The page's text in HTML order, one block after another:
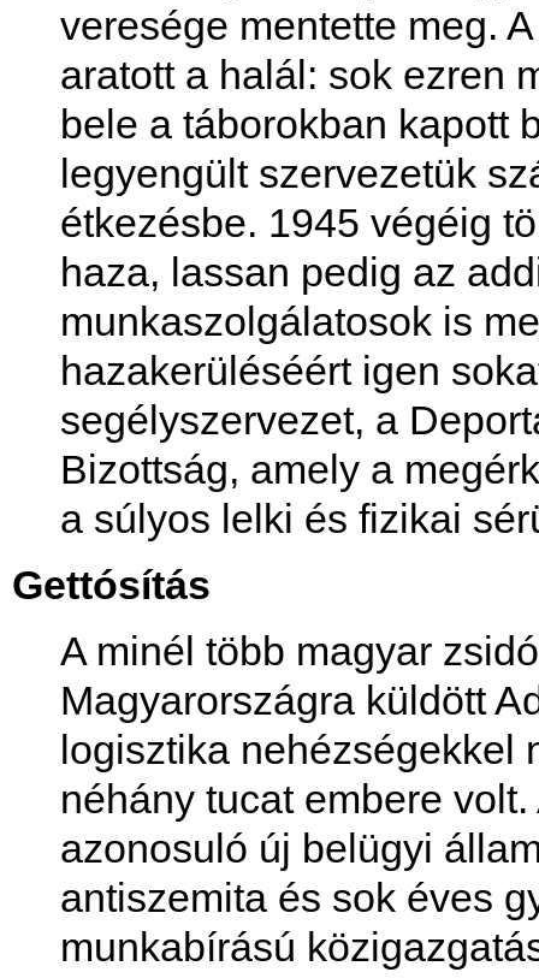
veresége mentette meg.
aratott a halál: sok ezren
bele a táborokban kapott
legyengült szervezetük
étkezésbe. 1945 végéig
haza, lassan pedig az
munkaszolgálatosok is
hazakerüléséért igen
segélyszervezet, a
Bizottság, amely a
a súlyos lelki és fizikai
Gettósítás
A minél több magyar
Magyarországra küldött
logisztika nehézségekkel
néhány tucat embere
azonosuló új belügyi
antiszemita és sok éves
munkabírású